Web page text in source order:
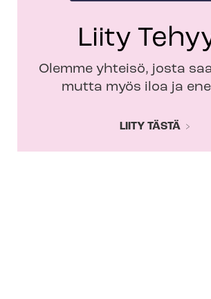
Liity
Olemme yhteisö, josta
mutta myös iloa ja
LIITY TÄSTÄ